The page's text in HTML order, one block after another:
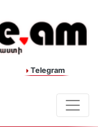
Telegram